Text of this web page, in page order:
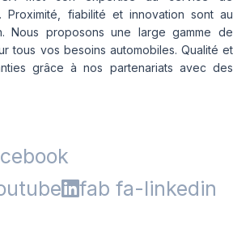
Proximité, fiabilité et innovation sont au
Nous proposons une large gamme de
tous vos besoins automobiles. Qualité et
grâce à nos partenariats avec des
fab fa-linkedin